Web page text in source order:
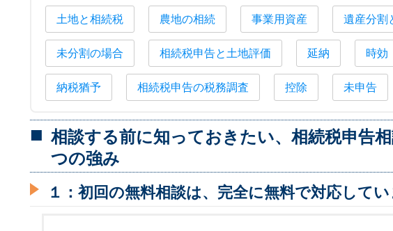
土地と相続税 農地の相続 事業用資産 遺産分割
未分割の場合 相続税申告と土地評価 延納 時効
納税猶予 相続税申告の税務調査 控除 未申告
相談する前に知っておきたい、相続税申告
つの強み
１：初回の無料相談は、完全に無料で対応してい